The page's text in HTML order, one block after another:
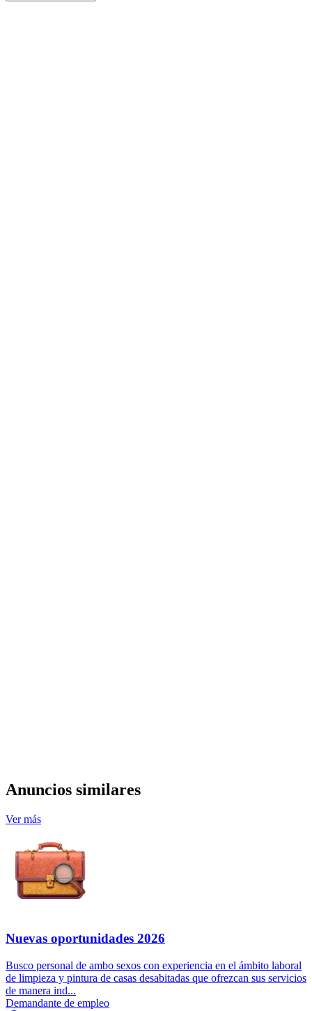
Anuncios similares
Ver más
Nuevas oportunidades 2026
Busco personal de ambo sexos con experiencia en el ámbito laboral
de limpieza y pintura de casas desabitadas que ofrezcan sus servicios
de manera ind...
Demandante de empleo